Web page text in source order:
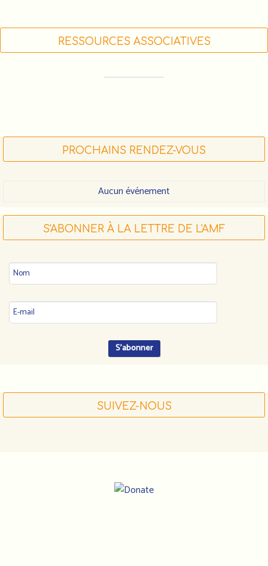
RESSOURCES ASSOCIATIVES
PROCHAINS RENDEZ-VOUS
Aucun événement
S'ABONNER À LA LETTRE DE L'AMF
SUIVEZ-NOUS